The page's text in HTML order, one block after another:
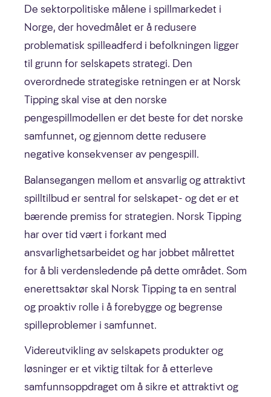
De sektorpolitiske målene i spillmarkedet i
Norge, der hovedmålet er å redusere
problematisk spilleadferd i befolkningen ligger
til grunn for selskapets strategi. Den
overordnede strategiske retningen er at Norsk
Tipping skal vise at den norske
pengespillmodellen er det beste for det norske
samfunnet, og gjennom dette redusere
negative konsekvenser av pengespill.
Balansegangen mellom et ansvarlig og attraktivt
spilltilbud er sentral for selskapet- og det er et
bærende premiss for strategien. Norsk Tipping
har over tid vært i forkant med
ansvarlighetsarbeidet og har jobbet målrettet
for å bli verdensledende på dette området. Som
enerettsaktør skal Norsk Tipping ta en sentral
og proaktiv rolle i å forebygge og begrense
spilleproblemer i samfunnet.
Videreutvikling av selskapets produkter og
løsninger er et viktig tiltak for å etterleve
samfunnsoppdraget om å sikre et attraktivt og